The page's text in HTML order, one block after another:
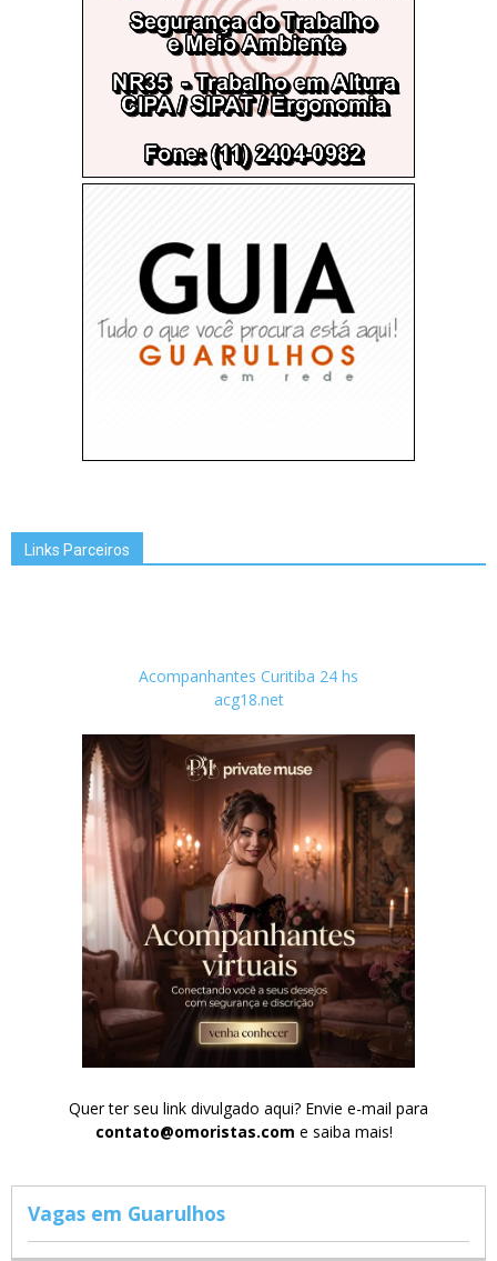
Links Parceiros
Acompanhantes Curitiba 24 hs
acg18.net
Quer ter seu link divulgado aqui? Envie e-mail para
contato@omoristas.com e saiba mais!
Vagas em Guarulhos